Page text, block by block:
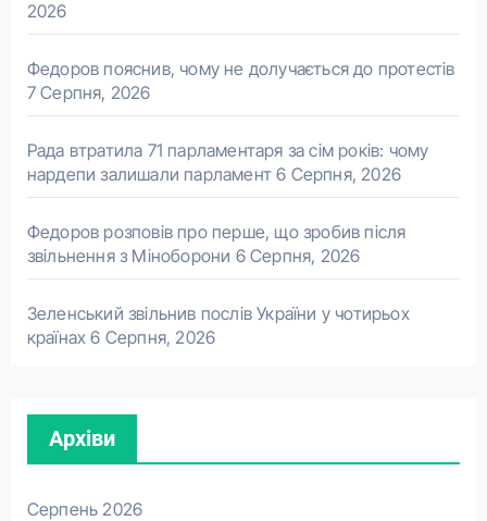
2026
Федоров пояснив, чому не долучається до протестів
7 Серпня, 2026
Рада втратила 71 парламентаря за сім років: чому
нардепи залишали парламент 6 Серпня, 2026
Федоров розповів про перше, що зробив після
звільнення з Міноборони 6 Серпня, 2026
Зеленський звільнив послів України у чотирьох
країнах 6 Серпня, 2026
Архіви
Серпень 2026